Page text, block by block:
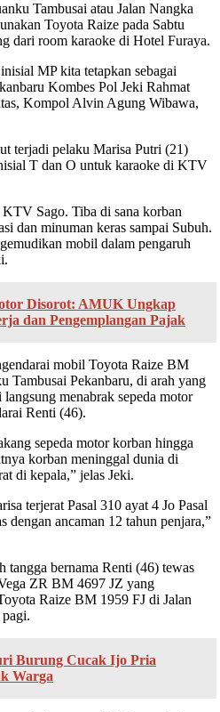
Tambusai atau Jalan Nangka
Toyota Raize pada Sabtu
dari room karaoke di Hotel Furaya.
MP kita tetapkan sebagai
Kombes Pol Jeki Rahmat
Kompol Alvin Agung Wibawa,
terjadi pelaku Marisa Putri (21)
T dan O untuk karaoke di KTV
Sago. Tiba di sana korban
dan minuman keras sampai Subuh.
mobil dalam pengaruh
Disorot: AMUK Ungkap
dan Pengemplangan Pajak
mobil Toyota Raize BM
Tambusai Pekanbaru, di arah yang
menabrak sepeda motor
Renti (46).
sepeda motor korban hingga
korban meninggal dunia di
di kepala,” jelas Jeki.
terjerat Pasal 310 ayat 4 Jo Pasal
ancaman 12 tahun penjara,”
tangga bernama Renti (46) tewas
ZR BM 4697 JZ yang
Raize BM 1959 FJ di Jalan
Burung Cucak Ijo Pria
Warga